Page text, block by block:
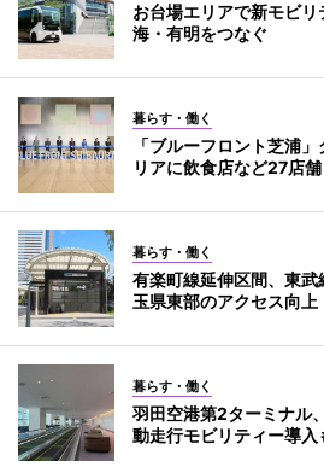
お台場エリアで新モビ
海・有明をつなぐ
暮らす・働く
「ブルーフロント芝浦
リアに飲食店など27店舗
暮らす・働く
有楽町線延伸区間、東
玉県東部のアクセス向上
暮らす・働く
羽田空港第2ターミナル
動走行モビリティー導入